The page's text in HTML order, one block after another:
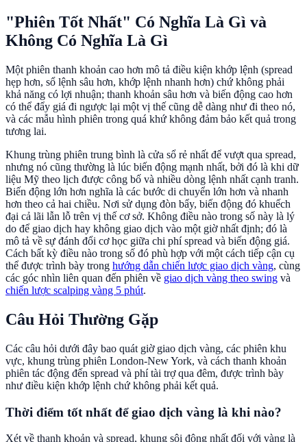
"Phiên Tốt Nhất" Có Nghĩa Là Gì và
Không Có Nghĩa Là Gì
Một phiên thanh khoản cao hơn mô tả điều kiện khớp lệnh (spread
hẹp hơn, sổ lệnh sâu hơn, khớp lệnh nhanh hơn) chứ không phải
khả năng có lợi nhuận; thanh khoản sâu hơn và biến động cao hơn
có thể đẩy giá đi ngược lại một vị thế cũng dễ dàng như đi theo nó,
và các mẫu hình phiên trong quá khứ không đảm bảo kết quả trong
tương lai.
Khung trùng phiên trung bình là cửa sổ rẻ nhất để vượt qua spread,
nhưng nó cũng thường là lúc biến động mạnh nhất, bởi đó là khi dữ
liệu Mỹ theo lịch được công bố và nhiều dòng lệnh nhất cạnh tranh.
Biến động lớn hơn nghĩa là các bước di chuyển lớn hơn và nhanh
hơn theo cả hai chiều. Nơi sử dụng đòn bẩy, biến động đó khuếch
đại cả lãi lẫn lỗ trên vị thế cơ sở. Không điều nào trong số này là lý
do để giao dịch hay không giao dịch vào một giờ nhất định; đó là
mô tả về sự đánh đổi cơ học giữa chi phí spread và biến động giá.
Cách bất kỳ điều nào trong số đó phù hợp với một cách tiếp cận cụ
thể được trình bày trong hướng dẫn chiến lược giao dịch vàng, cùng
các góc nhìn liên quan đến phiên về giao dịch vàng theo swing và
chiến lược scalping vàng 5 phút.
Câu Hỏi Thường Gặp
Các câu hỏi dưới đây bao quát giờ giao dịch vàng, các phiên khu
vực, khung trùng phiên London-New York, và cách thanh khoản
phiên tác động đến spread và phí tài trợ qua đêm, được trình bày
như điều kiện khớp lệnh chứ không phải kết quả.
Thời điểm tốt nhất để giao dịch vàng là khi nào?
Xét về thanh khoản và spread, khung sôi động nhất đối với vàng là